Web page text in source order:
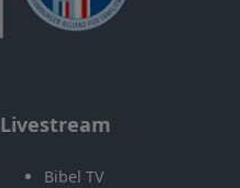
Livestream
Bibel TV